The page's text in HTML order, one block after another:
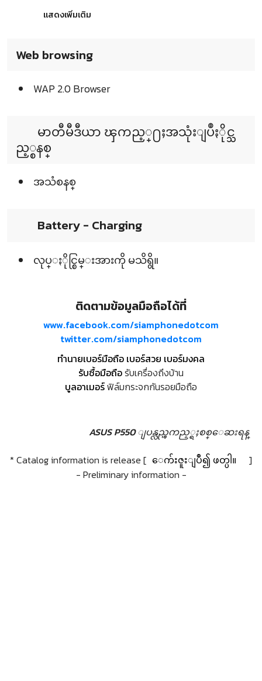
แสดงเพิ่มเติม
Web browsing
WAP 2.0 Browser
မာတီမီဒီယာ ၾကည့္႐ႈအသုံးျပဳႏိုင္သ
ည့္စနစ္
အသံစနစ္
Battery - Charging
လုပ္ႏိုင္စြမ္းအားကို မသိရွိ။
ติดตามข้อมูลมือถือได้ที่
www.facebook.com/siamphonedotcom
twitter.com/siamphonedotcom
ทำนายเบอร์มือถือ เบอร์สวย เบอร์มงคล
รับซื้อมือถือรับเครื่องถึงบ้าน
บูลอาเมอร์ฟิล์มกระจกกันรอยมือถือ
ASUS P550 ျပန္လည္ၾကည့္ရႈစစ္ေဆးရန္
* Catalog information is release [ ေက်းဇူးျပဳ၍ ဖတ္ပါ။
]
- Preliminary information -